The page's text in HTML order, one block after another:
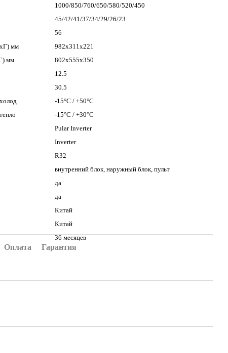
1000/850/760/650/580/520/450
45/42/41/37/34/29/26/23
56
мм
982х311х221
мм
802x555x350
12.5
30.5
-15°C / +50°C
-15°C / +30°C
Pular Inverter
Inverter
R32
внутренний блок, наружный блок, пульт
да
да
Китай
Китай
36 месяцев
Оплата Гарантия